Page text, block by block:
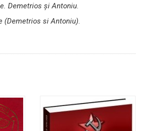
Demetrios şi Antoniu.
(Demetrios si Antoniu).